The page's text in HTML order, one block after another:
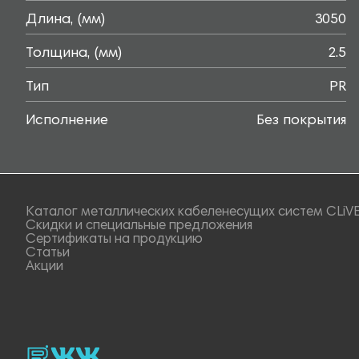
Длина, (мм) 3050
Толщина, (мм) 2.5
Тип PR
Исполнение Без покрытия
Каталог металлических кабеленесущих систем
Скидки и специальные предложения
Сертификаты на продукцию
Статьи
Акции
rutubevk_video.
Vk.